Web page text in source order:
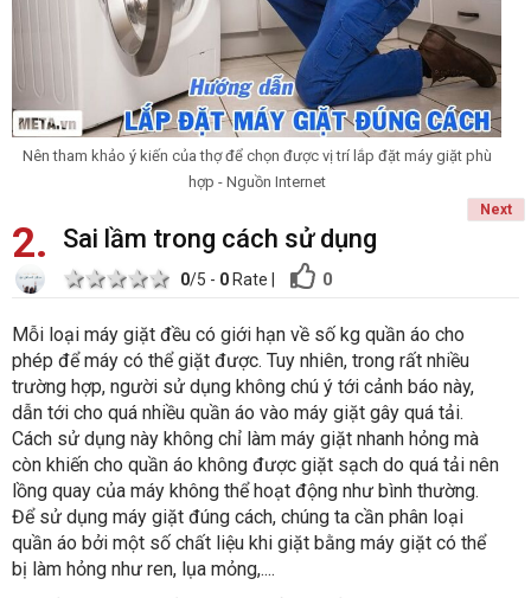
Nên tham khảo ý kiến của thợ để chọn được vị trí lắp đặt máy giặt phù
hợp - Nguồn Internet
Next
2 Sai lầm trong cách sử dụng
5 stars
4 stars
3 stars
2 stars
1 star 0/5 - 0Rate 0
Mỗi loại máy giặt đều có giới hạn về số kg quần áo cho
phép để máy có thể giặt được. Tuy nhiên, trong rất nhiều
trường hợp, người sử dụng không chú ý tới cảnh báo này,
dẫn tới cho quá nhiều quần áo vào máy giặt gây quá tải.
Cách sử dụng này không chỉ làm máy giặt nhanh hỏng mà
còn khiến cho quần áo không được giặt sạch do quá tải nên
lồng quay của máy không thể hoạt động như bình thường.
Để sử dụng máy giặt đúng cách, chúng ta cần phân loại
quần áo bởi một số chất liệu khi giặt bằng máy giặt có thể
bị làm hỏng như ren, lụa mỏng,....